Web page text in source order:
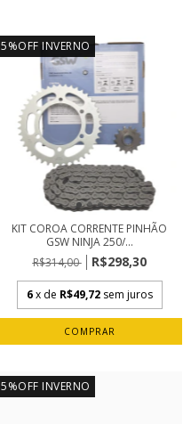
5%OFF INVERNO
KIT COROA CORRENTE PINHÃO
GSW NINJA 250/...
R$314,00
R$298,30
6 x de R$49,72 sem juros
5%OFF INVERNO